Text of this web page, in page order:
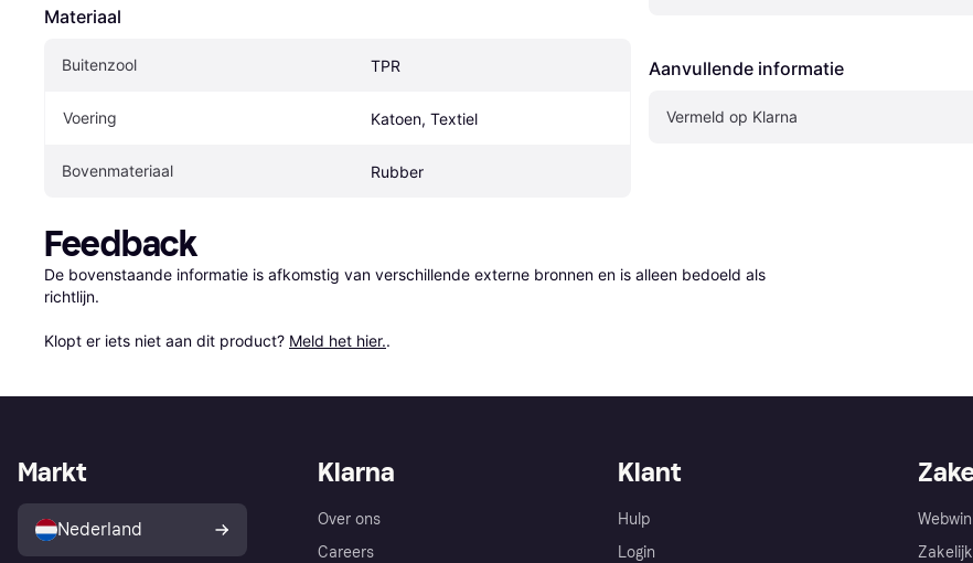
Materiaal
Buitenzool TPR
Voering Katoen, Textiel
Bovenmateriaal Rubber
Aanvullende informatie
Vermeld op Klarna
Feedback
De bovenstaande informatie is afkomstig van verschillende externe bronnen en is alleen bedoeld als
richtlijn.
Klopt er iets niet aan dit product? Meld het hier..
Klarna
Over ons
Careers
Klant
Hulp
Login
Markt
Nederland